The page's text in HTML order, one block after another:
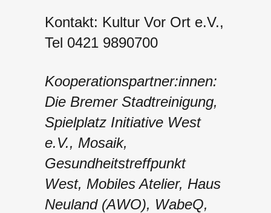
Kontakt: Kultur Vor Ort e.V.,
Tel 0421 9890700
Kooperationspartner:innen:
Die Bremer Stadtreinigung,
Spielplatz Initiative West
e.V., Mosaik,
Gesundheitstreffpunkt
West, Mobiles Atelier, Haus
Neuland (AWO), WabeQ,